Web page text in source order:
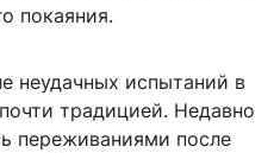
покаяния.
неудачных испытаний в
традицией. Недавно
переживаниями после